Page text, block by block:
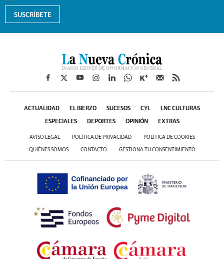
SUSCRÍBETE
ACTUALIDAD EL BIERZO SUCESOS CYL LNC CULTURAS
ESPECIALES DEPORTES OPINIÓN EXTRAS
AVISO LEGAL POLÍTICA DE PRIVACIDAD POLÍTICA DE COOKIES
QUIÉNES SOMOS CONTACTO GESTIONA TU CONSENTIMIENTO